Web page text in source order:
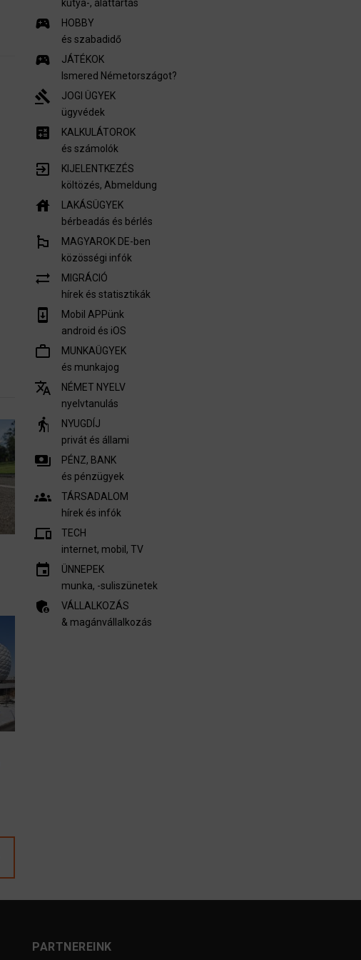
kutya-, álattartás
sports_esports
HOBBY
és szabadidő
sports_esports
JÁTÉKOK
Ismered Németországot?
gavel
JOGI ÜGYEK
ügyvédek
calculate
KALKULÁTOROK
és számolók
exit_to_app
KIJELENTKEZÉS
költözés, Abmeldung
house
LAKÁSÜGYEK
bérbeadás és bérlés
emoji_flags
MAGYAROK DE-ben
közösségi infók
sync_alt
MIGRÁCIÓ
hírek és statisztikák
system_update
Mobil APPünk
android és iOS
work_outline
MUNKAÜGYEK
és munkajog
translate
NÉMET NYELV
nyelvtanulás
elderly
NYUGDÍJ
privát és állami
payments
PÉNZ, BANK
és pénzügyek
groups
TÁRSADALOM
hírek és infók
devices
TECH
internet, mobil, TV​
insert_invitation
ÜNNEPEK
munka, -suliszünetek
admin_panel_settings
VÁLLALKOZÁS
& magánvállalkozás
PARTNEREINK